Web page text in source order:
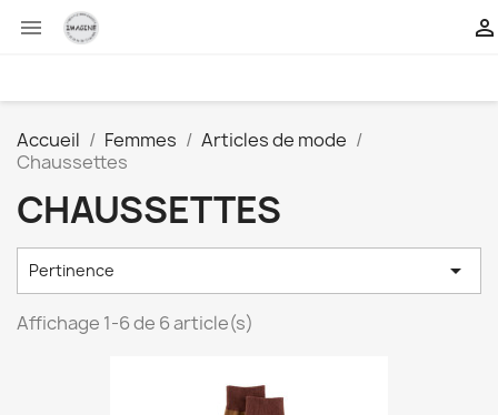
 
Accueil Femmes
Articles de mode
Chaussettes
CHAUSSETTES
Pertinence 
Affichage 1-6 de 6 article(s)